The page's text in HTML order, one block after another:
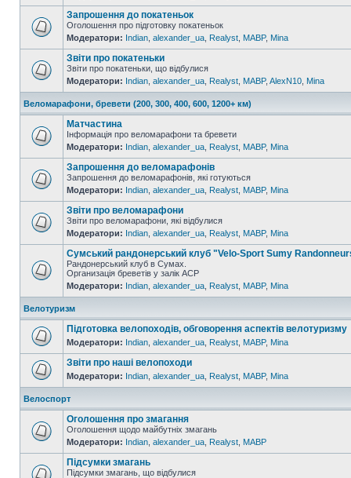
Запрошення до покатеньок
Оголошення про підготовку покатеньок
Модератори: Indian alexander_ua Realyst MABP, Mina
Звіти про покатеньки
Звіти про покатеньки, що відбулися
Модератори: Indian alexander_ua Realyst MABP, AlexN10 Mina
Веломарафони, бревети (200, 300, 400, 600, 1200+ км)
Матчастина
Інформація про веломарафони та бревети
Модератори: Indian alexander_ua Realyst MABP, Mina
Запрошення до веломарафонів
Запрошення до веломарафонів, які готуються
Модератори: Indian alexander_ua Realyst MABP, Mina
Звіти про веломарафони
Звіти про веломарафони, які відбулися
Модератори: Indian alexander_ua Realyst MABP, Mina
Сумський рандонерський клуб "Velo-Sport Sumy
Рандонерський клуб в Сумах.
Организація бреветів у залік АСР
Модератори: Indian alexander_ua Realyst MABP, Mina
Велотуризм
Підготовка велопоходів, обговорення аспектів велотуризму
Модератори: Indian alexander_ua Realyst MABP, Mina
Звіти про наші велопоходи
Модератори: Indian alexander_ua Realyst MABP, Mina
Велоспорт
Оголошення про змагання
Оголошення щодо майбутніх змагань
Модератори: Indian alexander_ua Realyst MABP
Підсумки змагань
Підсумки змагань, що відбулися